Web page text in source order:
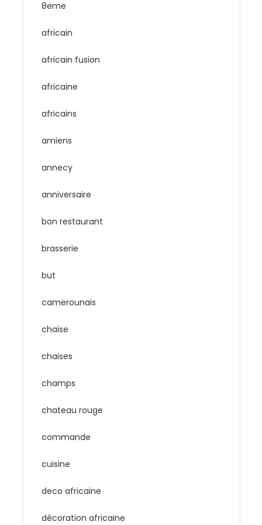
8eme
africain
africain fusion
africaine
africains
amiens
annecy
anniversaire
bon restaurant
brasserie
but
camerounais
chaise
chaises
champs
chateau rouge
commande
cuisine
deco africaine
décoration africaine